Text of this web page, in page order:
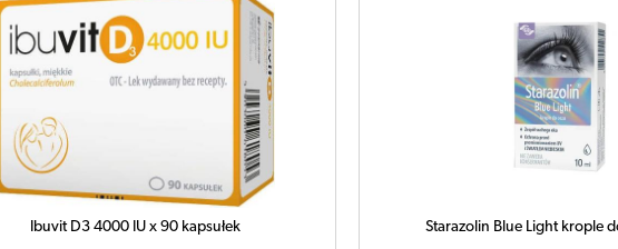
Ibuvit D3 4000 IU x 90 kapsułek Starazolin Blue Light krople